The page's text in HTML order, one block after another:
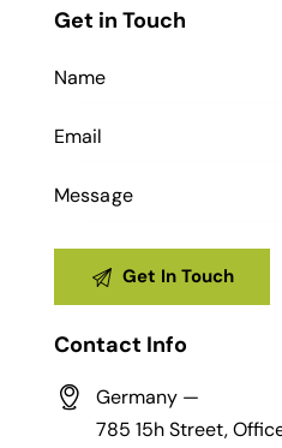
Get in Touch
Contact Info
Germany —
785 15h Street,